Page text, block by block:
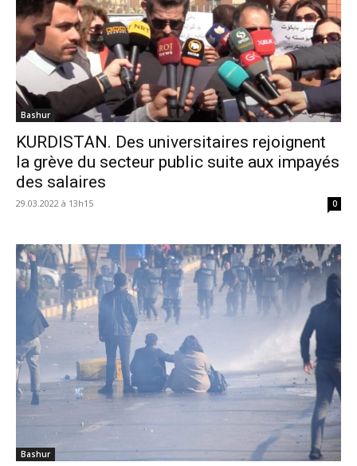
Bashur
KURDISTAN. Des universitaires rejoignent
la grève du secteur public suite aux impayés
des salaires
29.03.2022 à 13h15 0
Bashur